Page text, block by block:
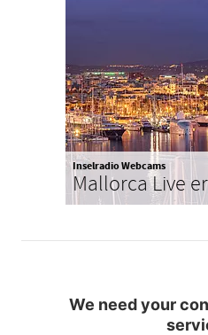
Inselradio Webcams
Mallorca Live
We need your